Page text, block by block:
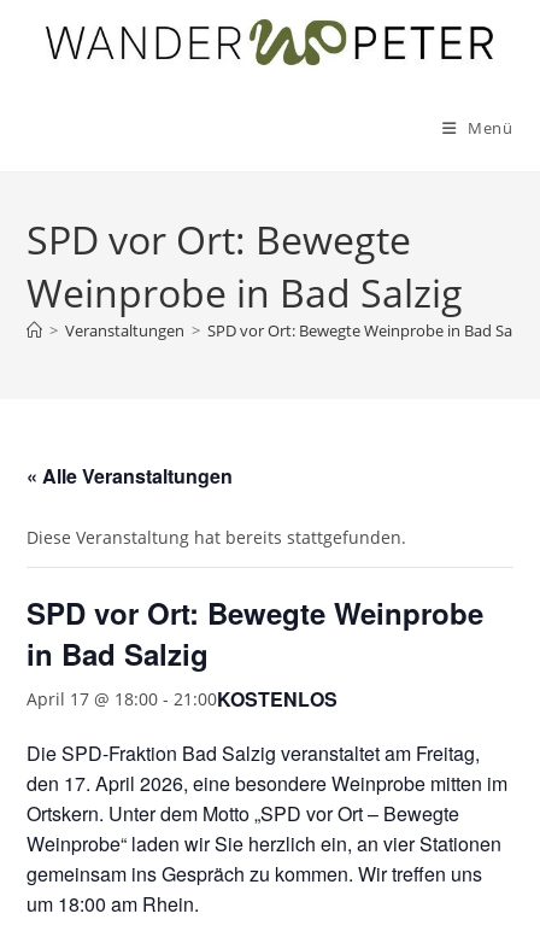
Menü
SPD vor Ort: Bewegte
Weinprobe in Bad Salzig
> Veranstaltungen > SPD vor Ort: Bewegte Weinprobe in Bad Salzig
« Alle Veranstaltungen
Diese Veranstaltung hat bereits stattgefunden.
SPD vor Ort: Bewegte Weinprobe
in Bad Salzig
April 17 @ 18:00 -21:00KOSTENLOS
Die SPD-Fraktion Bad Salzig veranstaltet am Freitag,
den 17. April 2026, eine besondere Weinprobe mitten im
Ortskern. Unter dem Motto „SPD vor Ort – Bewegte
Weinprobe“ laden wir Sie herzlich ein, an vier Stationen
gemeinsam ins Gespräch zu kommen. Wir treffen uns
um 18:00 am Rhein.